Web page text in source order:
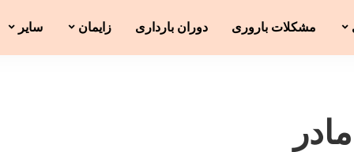
مشکلات باروری دوران بارداری زایمان سایر